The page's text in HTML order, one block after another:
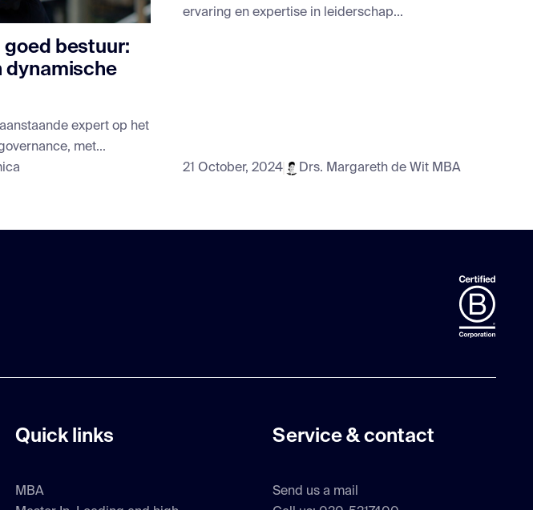
goed bestuur:
dynamische
expert op het
met...
ervaring en expertise in leiderschap...
21 October, 2024 Drs. Margareth de Wit MBA
Quick links
MBA
Service & contact
Send us a mail